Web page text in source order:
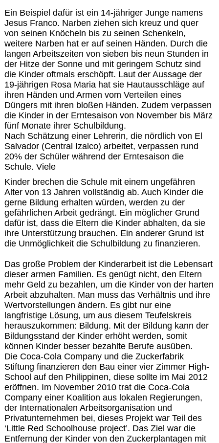
Ein Beispiel dafür ist ein 14-jähriger Junge namens
Jesus Franco. Narben ziehen sich kreuz und quer
von seinen Knöcheln bis zu seinen Schenkeln,
weitere Narben hat er auf seinen Händen. Durch die
langen Arbeitszeiten von sieben bis neun Stunden in
der Hitze der Sonne und mit geringem Schutz sind
die Kinder oftmals erschöpft. Laut der Aussage der
19-jährigen Rosa Maria hat sie Hautausschläge auf
ihren Händen und Armen vom Verteilen eines
Düngers mit ihren bloßen Händen. Zudem verpassen
die Kinder in der Erntesaison von November bis März
fünf Monate ihrer Schulbildung.
Nach Schätzung einer Lehrerin, die nördlich von El
Salvador (Central Izalco) arbeitet, verpassen rund
20% der Schüler während der Erntesaison die
Schule. Viele
Kinder brechen die Schule mit einem ungefähren
Alter von 13 Jahren vollständig ab. Auch Kinder die
gerne Bildung erhalten würden, werden zu der
gefährlichen Arbeit gedrängt. Ein möglicher Grund
dafür ist, dass die Eltern die Kinder abhalten, da sie
ihre Unterstützung brauchen. Ein anderer Grund ist
die Unmöglichkeit die Schulbildung zu finanzieren.
Das große Problem der Kinderarbeit ist die Lebensart
dieser armen Familien. Es genügt nicht, den Eltern
mehr Geld zu bezahlen, um die Kinder von der harten
Arbeit abzuhalten. Man muss das Verhältnis und ihre
Wertvorstellungen ändern. Es gibt nur eine
langfristige Lösung, um aus diesem Teufelskreis
herauszukommen: Bildung. Mit der Bildung kann der
Bildungsstand der Kinder erhöht werden, somit
können Kinder besser bezahlte Berufe ausüben.
Die Coca-Cola Company und die Zuckerfabrik
Stiftung finanzieren den Bau einer vier Zimmer High-
School auf den Philippinen, diese sollte im Mai 2012
eröffnen. Im November 2010 trat die Coca-Cola
Company einer Koalition aus lokalen Regierungen,
der Internationalen Arbeitsorganisation und
Privatunternehmen bei, dieses Projekt war Teil des
‘Little Red Schoolhouse project’. Das Ziel war die
Entfernung der Kinder von den Zuckerplantagen mit